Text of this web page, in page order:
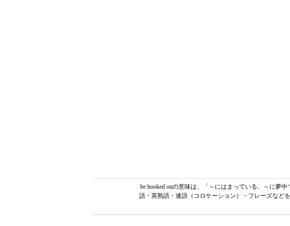
be hooked onの意味は、「～にはまっている、～に夢
語・英熟語・連語（コロケーション）・フレーズなど